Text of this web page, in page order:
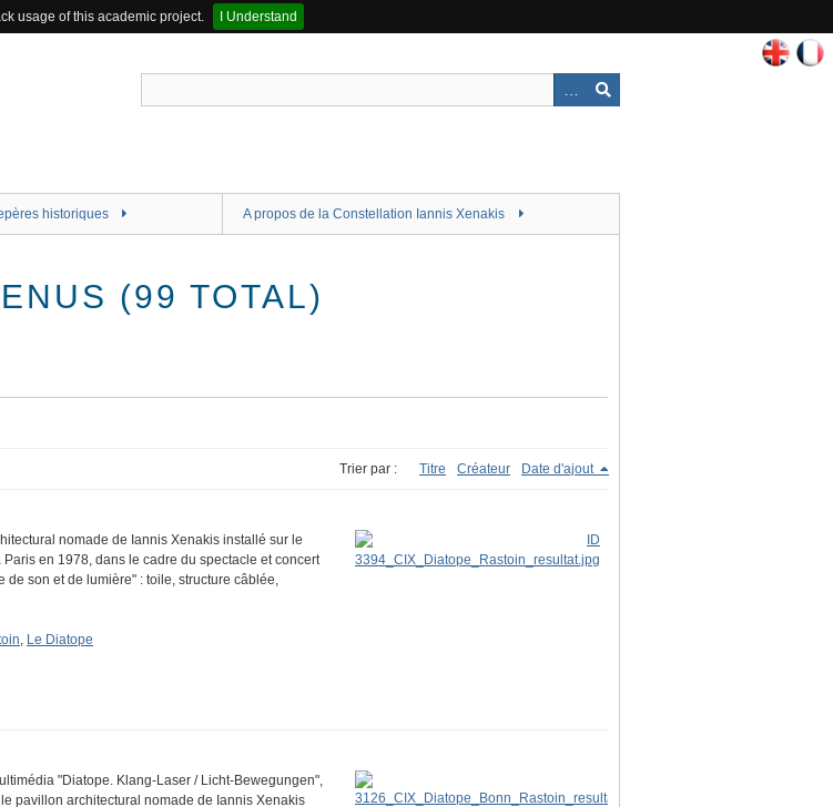
usage of this academic project.
I Understand
historiques A propos de la Constellation Iannis Xenakis
(99 TOTAL)
Trier par : Titre Créateur Date d'ajout
nomade de Iannis Xenakis installé sur le
en 1978, dans le cadre du spectacle et concert
de son et de lumière" : toile, structure câblée,
, Le Diatope
"Diatope. Klang-Laser / Licht-Bewegungen",
pavillon architectural nomade de Iannis Xenakis